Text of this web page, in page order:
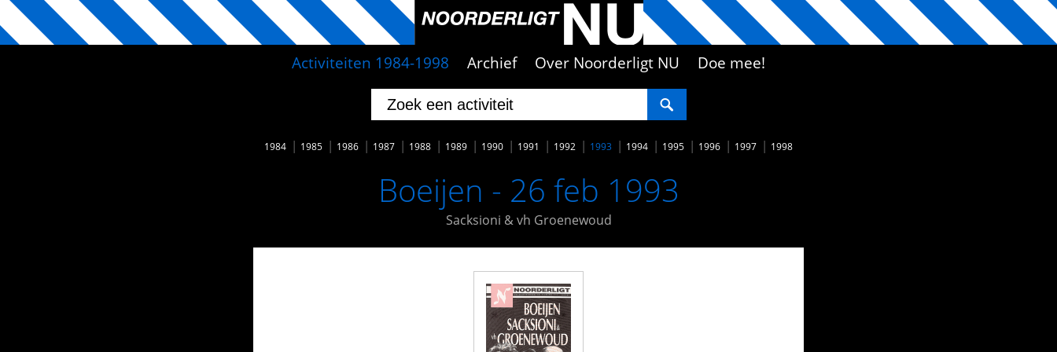
Activiteiten 1984-1998 Archief Over Noorderligt NU Doe mee!
1984 1985 1986 1987 1988 1989 1990 1991 1992 1993 1994 1995 1996 1997 1998
Boeijen - 26 feb 1993
Sacksioni & vh Groenewoud